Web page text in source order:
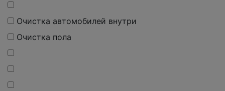
Очистка автомобилей внутри
Очистка пола